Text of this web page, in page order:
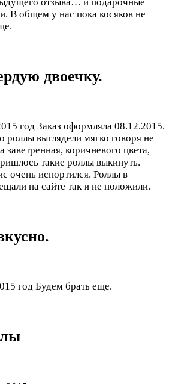
В общем у нас пока косяков не
двоечку.
год Заказ оформляла 08.12.2015.
роллы выглядели мягко говоря не
заветренная, коричневого цвета,
такие роллы выкинуть.
очень испортился. Роллы в
на сайте так и не положили.
год Будем брать еще.